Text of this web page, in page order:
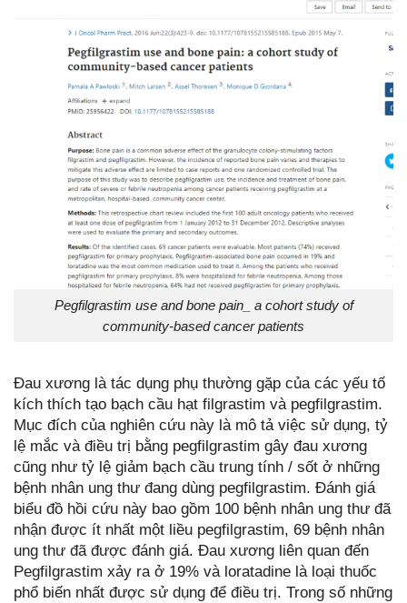
Pegfilgrastim use and bone pain_ a cohort study of
community-based cancer patients
Đau xương là tác dụng phụ thường gặp của các yếu tố
kích thích tạo bạch cầu hạt filgrastim và pegfilgrastim.
Mục đích của nghiên cứu này là mô tả việc sử dụng, tỷ
lệ mắc và điều trị bằng pegfilgrastim gây đau xương
cũng như tỷ lệ giảm bạch cầu trung tính / sốt ở những
bệnh nhân ung thư đang dùng pegfilgrastim. Đánh giá
biểu đồ hồi cứu này bao gồm 100 bệnh nhân ung thư đã
nhận được ít nhất một liều pegfilgrastim, 69 bệnh nhân
ung thư đã được đánh giá. Đau xương liên quan đến
Pegfilgrastim xảy ra ở 19% và loratadine là loại thuốc
phổ biến nhất được sử dụng để điều trị. Trong số những